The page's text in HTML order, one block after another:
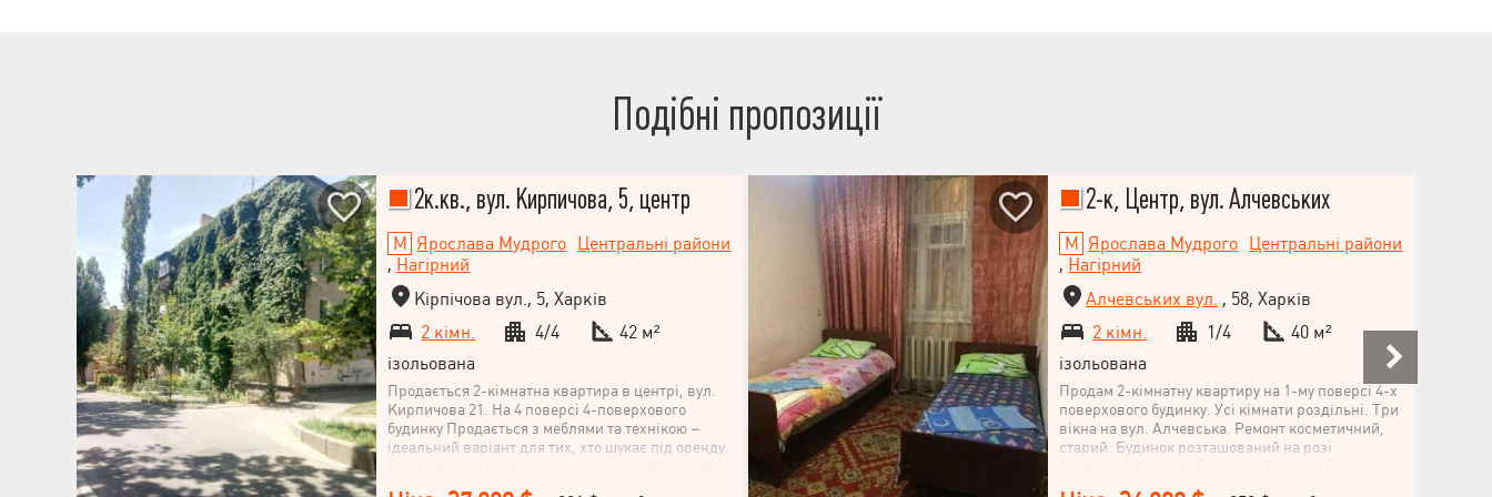
Подібні пропозиції
2к.кв., вул. Кирпичова, 5, центр
Ярослава Мудрого Центральні райони
, Нагірний
Кірпічова вул., 5, Харків
2 кімн.
4/4
42 м²
ізольована
Продається 2-кімнатна квартира в центрі, вул.
Кирпичова 21. На 4 поверсі 4-поверхового
будинку Продається з меблями та технікою –
ідеальний варіант для тих, хто шукає під оренду.
2-к, Центр, вул. Алчевських
Ярослава Мудрого Центральні райони
, Нагірний
Алчевських вул. , 58, Харків
2 кімн.
1/4
40 м²
ізольована
Продам 2-кімнатну квартиру на 1-му поверсі 4-х
поверхового будинку. Усі кімнати роздільні. Три
вікна на вул. Алчевська. Ремонт косметичний,
старий. Будинок розташований на розі